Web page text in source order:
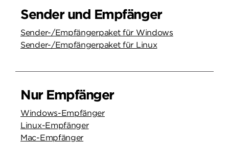
Sender und Empfänger
Sender-/Empfängerpaket für Windows
Sender-/Empfängerpaket für Linux
Nur Empfänger
Windows-Empfänger
Linux-Empfänger
Mac-Empfänger